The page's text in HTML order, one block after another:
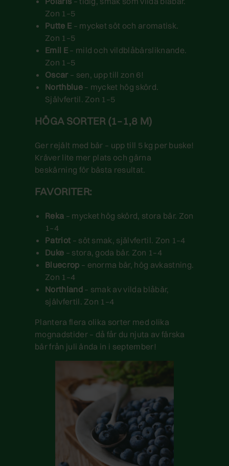
Zon 1–5
Putte E – mycket söt och aromatisk.
Zon 1–5
Emil E– mild och vildblåbärsliknande.
Zon 1–5
Oscar– sen, upp till zon 6!
Northblue– mycket hög skörd.
Självfertil. Zon 1–5
HÖGA SORTER (1–1,8 M)
Ger rejält med bär – upp till 5 kg per buske!
Kräver lite mer plats och gärna
beskärning för bästa resultat.
FAVORITER:
Reka – mycket hög skörd, stora bär. Zon
1–4
Patriot – söt smak, självfertil. Zon 1–4
Duke – stora, goda bär. Zon 1–4
Bluecrop – enorma bär, hög avkastning.
Zon 1–4
Northland– smak av vilda blåbär,
självfertil. Zon 1–4
Plantera flera olika sorter med olika
mognadstider – då får du njuta av färska
bär från juli ända in i september!